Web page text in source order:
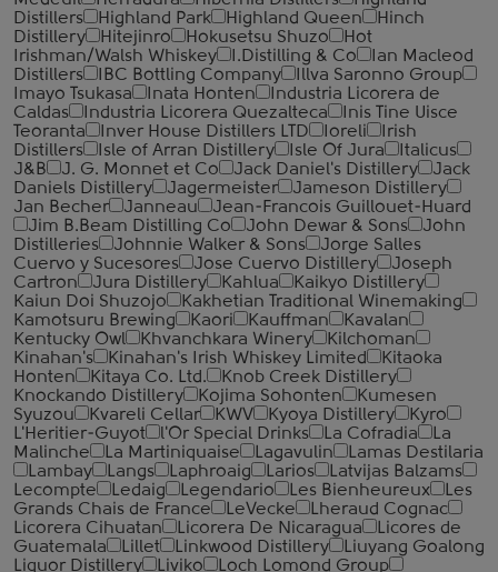
Distillers
Highland Park Highland Queen
Hinch
Distillery
Hitejinro Hokusetsu Shuzo
Hot
Irishman/Walsh Whiskey
I.Distilling & Co
Ian Macleod
Distillers
IBC Bottling Company
Illva Saronno Group
Imayo Tsukasa
Inata Honten
Industria Licorera de
Caldas
Industria Licorera Quezalteca
Inis Tine Uisce
Teoranta
Inver House Distillers LTD Ioreli
Irish
Distillers
Isle of Arran Distillery Isle Of Jura
Italicus
J&B
J. G. Monnet et Co Jack Daniel's Distillery
Jack
Daniels Distillery
Jagermeister
Jameson Distillery
Jan Becher
Janneau
Jean-Francois Guillouet-Huard
Jim B.Beam Distilling Co
John Dewar & Sons
John
Distilleries
Johnnie Walker & Sons
Jorge Salles
Cuervo y Sucesores
Jose Cuervo Distillery
Joseph
Cartron
Jura Distillery Kahlua
Kaikyo Distillery
Kaiun Doi Shuzojo
Kakhetian Traditional Winemaking
Kamotsuru Brewing
Kaori Kauffman
Kavalan
Kentucky Owl
Khvanchkara Winery
Kilchoman
Kinahan's
Kinahan's Irish Whiskey Limited
Kitaoka
Honten
Kitaya Co. Ltd.
Knob Creek Distillery
Knockando Distillery
Kojima Sohonten
Kumesen
Syuzou
Kvareli Cellar KWV Kyoya Distillery
Kyro
L'Heritier-Guyot
l'Or Special Drinks La Cofradia
La
Malinche
La Martiniquaise Lagavulin
Lamas Destilaria
Lambay
Langs Laphroaig Larios
Latvijas Balzams
Lecompte
Ledaig Legendario Les Bienheureux
Les
Grands Chais de France
LeVecke
Lheraud Cognac
Licorera Cihuatan
Licorera De Nicaragua
Licores de
Guatemala
Lillet Linkwood Distillery
Liuyang Goalong
Liquor Distillery
Liviko
Loch Lomond Group